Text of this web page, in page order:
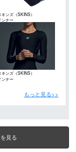
キンズ（SKINS）
ンナー
キンズ（SKINS）
ンナー
もっと見る>>
見る